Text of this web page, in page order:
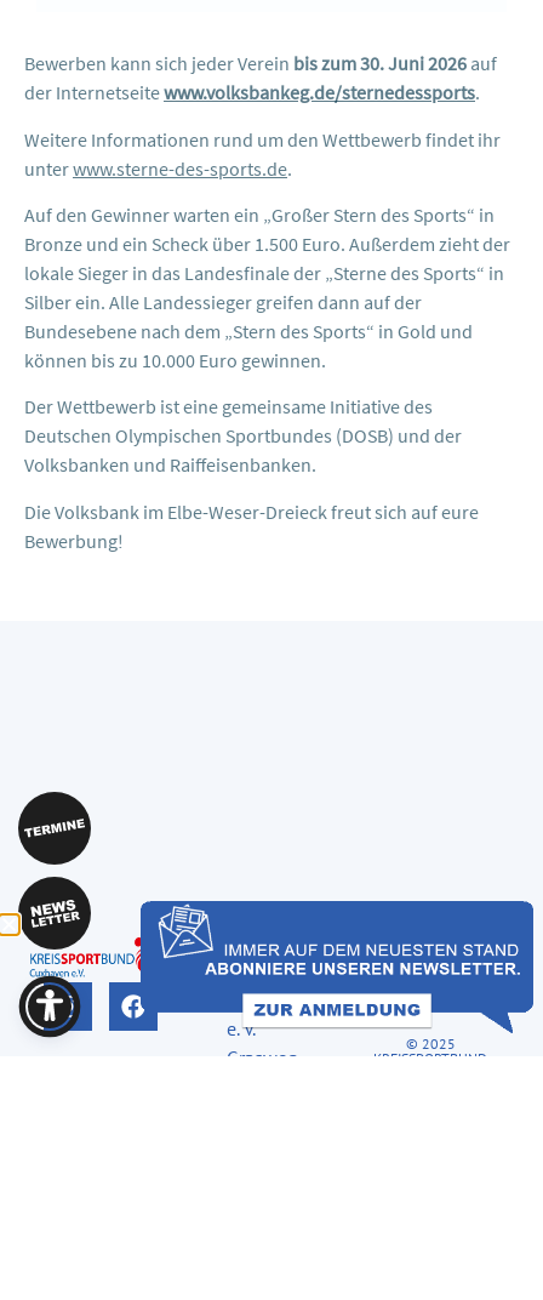
Bewerben kann sich jeder Verein bis zum 30. Juni 2026 auf
der Internetseitewww.volksbankeg.de/sternedessports.
Weitere Informationen rund um den Wettbewerb findet ihr
unterwww.sterne-des-sports.de.
Auf den Gewinner warten ein „Großer Stern des Sports“ in
Bronze und ein Scheck über 1.500 Euro. Außerdem zieht der
lokale Sieger in das Landesfinale der „Sterne des Sports“ in
Silber ein. Alle Landessieger greifen dann auf der
Bundesebene nach dem „Stern des Sports“ in Gold und
können bis zu 10.000 Euro gewinnen.
Der Wettbewerb ist eine gemeinsame Initiative des
Deutschen Olympischen Sportbundes (DOSB) und der
Volksbanken und Raiffeisenbanken.
Die Volksbank im Elbe-Weser-Dreieck freut sich auf eure
Bewerbung!
KSB
Cuxhaven
e. V.
Grasweg
IMPRESSUM
DATENSCHUTZ
© 2025
KREISSPORTBUND